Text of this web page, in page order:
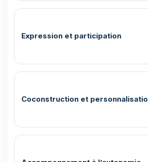
Expression et participation
Coconstruction et